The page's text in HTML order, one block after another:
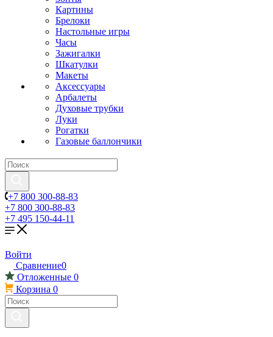
Картины
Брелоки
Настольные игры
Часы
Зажигалки
Шкатулки
Макеты
Аксессуары
Арбалеты
Духовые трубки
Луки
Рогатки
Газовые баллончики
+7 800 300-88-83
+7 800 300-88-83
+7 495 150-44-11
Войти
Сравнение0
Отложенные 0
Корзина 0